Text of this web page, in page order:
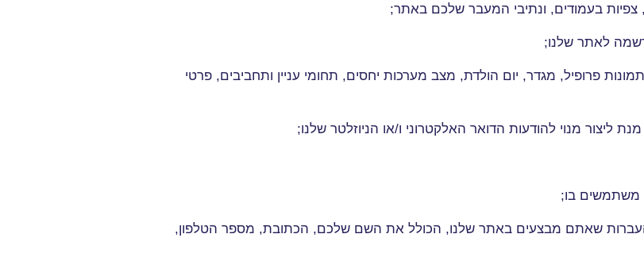
צפיות בעמודים, ונתיבי המעבר שלכם באתר;
לאתר שלנו;
פרופיל, מגדר, יום הולדת, מצב מערכות יחסים, תחומי עניין ותחביבים, פרטי
מנוי להודעות הדואר האלקטרוני ו/או הניוזלטר שלנו;
משתמשים בו;
שאתם מבצעים באתר שלנו, הכולל את השם שלכם, הכתובת, מספר הטלפון,